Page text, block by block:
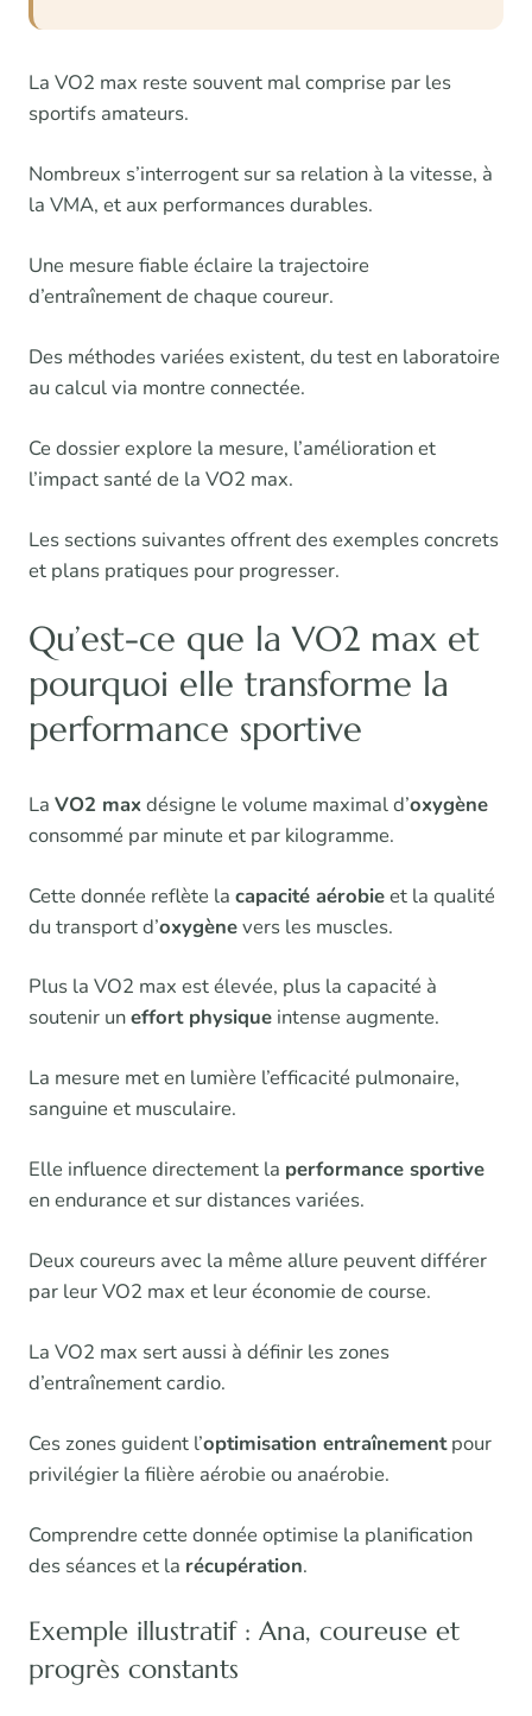
La VO2 max reste souvent mal comprise par les
sportifs amateurs.
Nombreux s’interrogent sur sa relation à la vitesse, à
la VMA, et aux performances durables.
Une mesure fiable éclaire la trajectoire
d’entraînement de chaque coureur.
Des méthodes variées existent, du test en laboratoire
au calcul via montre connectée.
Ce dossier explore la mesure, l’amélioration et
l’impact santé de la VO2 max.
Les sections suivantes offrent des exemples concrets
et plans pratiques pour progresser.
Qu’est-ce que la VO2 max et
pourquoi elle transforme la
performance sportive
La VO2 maxdésigne le volume maximal d’oxygène
consommé par minute et par kilogramme.
Cette donnée reflète la capacité aérobieet la qualité
du transport d’oxygènevers les muscles.
Plus la VO2 max est élevée, plus la capacité à
soutenir uneffort physique intense augmente.
La mesure met en lumière l’efficacité pulmonaire,
sanguine et musculaire.
Elle influence directement la performance sportive
en endurance et sur distances variées.
Deux coureurs avec la même allure peuvent différer
par leur VO2 max et leur économie de course.
La VO2 max sert aussi à définir les zones
d’entraînement cardio.
Ces zones guident l’optimisation entraînementpour
privilégier la filière aérobie ou anaérobie.
Comprendre cette donnée optimise la planification
des séances et la récupération.
Exemple illustratif : Ana, coureuse et
progrès constants